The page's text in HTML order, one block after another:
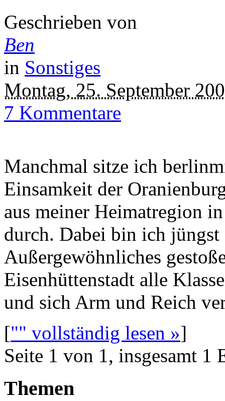
Geschrieben von
Ben
in Sonstiges
Montag, 25. September
7 Kommentare
Manchmal sitze ich
Einsamkeit der
aus meiner Heimatregion
durch. Dabei bin ich jüngst
Außergewöhnliches
Eisenhüttenstadt alle
und sich Arm und Reich
["" vollständig lesen »]
Seite 1 von 1, insgesamt 1
Themen